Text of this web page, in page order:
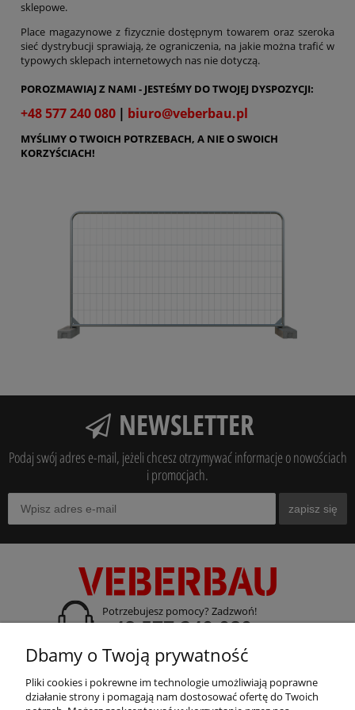
sklepowe.
Place magazynowe z fizycznie dostępnym towarem oraz szeroka
sieć dystrybucji sprawiają, że ograniczenia, na jakie można trafić w
typowych sklepach internetowych nas nie dotyczą.
POROZMAWIAJ Z NAMI - JESTEŚMY DO TWOJEJ DYSPOZYCJI:
+48 577 240 080 | biuro@veberbau.pl
MYŚLIMY O TWOICH POTRZEBACH, A NIE O SWOICH
KORZYŚCIACH!
NEWSLETTER
Podaj swój adres e-mail, jeżeli chcesz otrzymywać informacje o nowościach
i promocjach.
zapisz się
Potrzebujesz pomocy? Zadzwoń!
+48 577 240 080
adres:
ul. Gdańska 14 A-B, 70-661 Szczecin
Dbamy o Twoją prywatność
Pliki cookies i pokrewne im technologie umożliwiają poprawne
działanie strony i pomagają nam dostosować ofertę do Twoich